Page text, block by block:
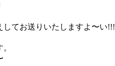
てお送りいたしますよ〜い!!!